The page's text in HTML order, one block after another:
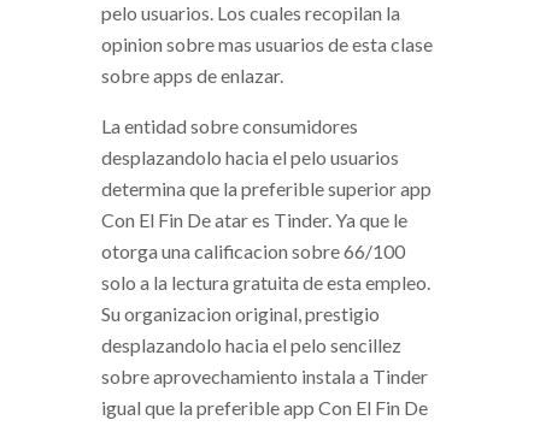
pelo usuarios. Los cuales recopilan la
opinion sobre mas usuarios de esta clase
sobre apps de enlazar.
La entidad sobre consumidores
desplazandolo hacia el pelo usuarios
determina que la preferible superior app
Con El Fin De atar es Tinder. Ya que le
otorga una calificacion sobre 66/100
solo a la lectura gratuita de esta empleo.
Su organizacion original, prestigio
desplazandolo hacia el pelo sencillez
sobre aprovechamiento instala a Tinder
igual que la preferible app Con El Fin De